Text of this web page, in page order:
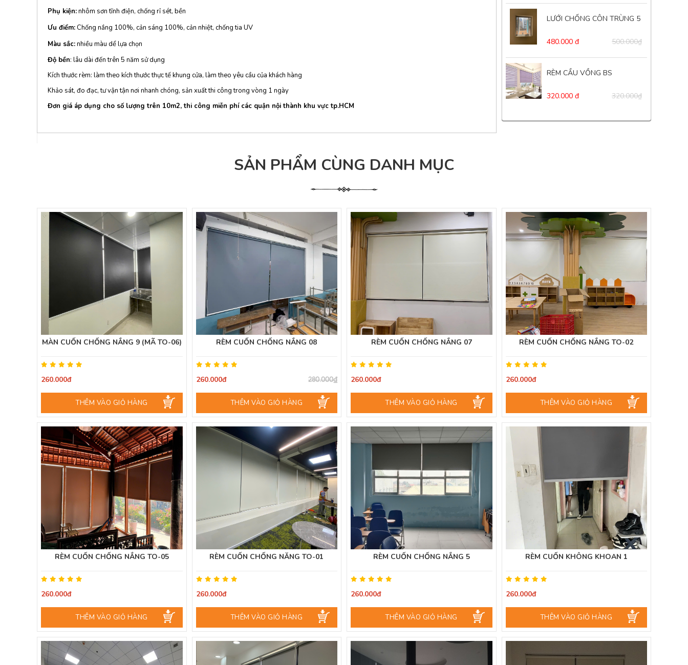
Phụ kiện:nhôm sơn tĩnh điện, chống rỉ sét, bền
Ưu điểm:Chống nắng 100%, cản sáng 100%, cản nhiệt, chống tia UV
Màu sắc:nhiều màu dể lựa chọn
Độ bền: lâu dài đến trên 5 năm sử dụng
Kích thước rèm: làm theo kích thước thực tế khung cửa, làm theo yêu cầu của khách hàng
Khảo sát, đo đạc, tư vận tận nơi nhanh chóng, sản xuất thi công trong vòng 1 ngày
Đơn giá áp dụng cho số lượng trên 10m2, thi công miễn phí các quận nội thành khu vực tp.HCM
LƯỚI CHỐNG CÔN TRÙNG 5
480.000 đ 500.000₫
RÈM CẦU VỒNG BS
320.000 đ 320.000₫
SẢN PHẨM CÙNG DANH MỤC
MÀN CUỐN CHỐNG NẮNG 9 (MÃ TO-06)
260.000đ
THÊM VÀO GIỎ HÀNG
RÈM CUỐN CHỐNG NẮNG 08
260.000đ 280.000₫
THÊM VÀO GIỎ HÀNG
RÈM CUỐN CHỐNG NẮNG 07
260.000đ
THÊM VÀO GIỎ HÀNG
RÈM CUỐN CHỐNG NẮNG TO-02
260.000đ
THÊM VÀO GIỎ HÀNG
RÈM CUỐN CHỐNG NẮNG TO-05
260.000đ
THÊM VÀO GIỎ HÀNG
RÈM CUỐN CHỐNG NĂNG TO-01
260.000đ
THÊM VÀO GIỎ HÀNG
RÈM CUỐN CHỐNG NẮNG 5
260.000đ
THÊM VÀO GIỎ HÀNG
RÈM CUỐN KHÔNG KHOAN 1
260.000đ
THÊM VÀO GIỎ HÀNG